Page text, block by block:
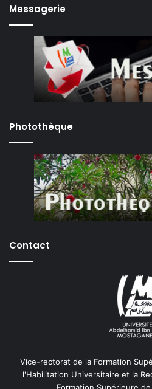
Messagerie
Photothèque
Contact
Vice-rectorat de la Formation
l'Habilitation Universitaire et la